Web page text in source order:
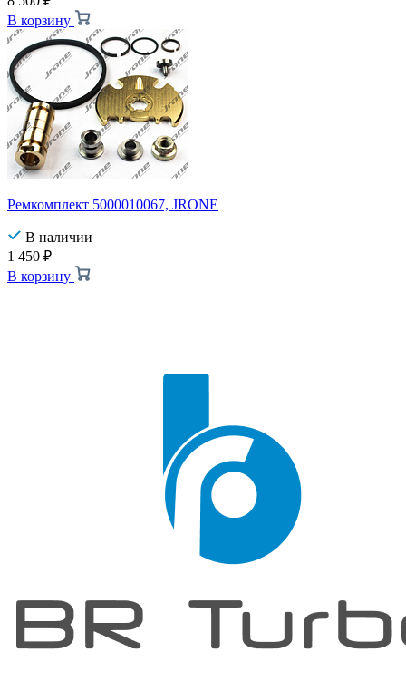
В корзину
Ремкомплект 5000010067, JRONE
В наличии
1 450 ₽
В корзину